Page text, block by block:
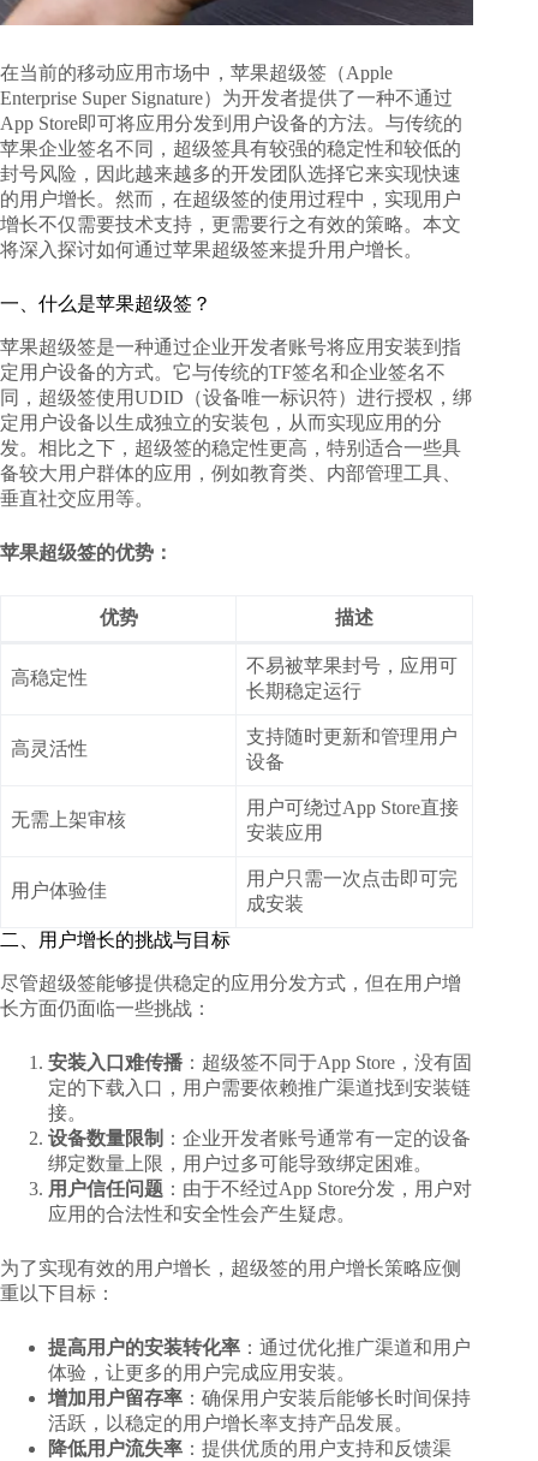
在当前的移动应用市场中，苹果超级签（Apple
Enterprise Super Signature）为开发者提供了一种不通过
App Store即可将应用分发到用户设备的方法。与传统的
苹果企业签名不同，超级签具有较强的稳定性和较低的
封号风险，因此越来越多的开发团队选择它来实现快速
的用户增长。然而，在超级签的使用过程中，实现用户
增长不仅需要技术支持，更需要行之有效的策略。本文
将深入探讨如何通过苹果超级签来提升用户增长。
一、什么是苹果超级签？
苹果超级签是一种通过企业开发者账号将应用安装到指
定用户设备的方式。它与传统的TF签名和企业签名不
同，超级签使用UDID（设备唯一标识符）进行授权，绑
定用户设备以生成独立的安装包，从而实现应用的分
发。相比之下，超级签的稳定性更高，特别适合一些具
备较大用户群体的应用，例如教育类、内部管理工具、
垂直社交应用等。
苹果超级签的优势：
优势 描述
高稳定性
不易被苹果封号，应用可
长期稳定运行
高灵活性
支持随时更新和管理用户
设备
无需上架审核
用户可绕过App Store直接
安装应用
用户体验佳
用户只需一次点击即可完
成安装
二、用户增长的挑战与目标
尽管超级签能够提供稳定的应用分发方式，但在用户增
长方面仍面临一些挑战：
安装入口难传播 ：超级签不同于App Store，没有固
定的下载入口，用户需要依赖推广渠道找到安装链
接。
设备数量限制 ：企业开发者账号通常有一定的设备
绑定数量上限，用户过多可能导致绑定困难。
用户信任问题 ：由于不经过App Store分发，用户对
应用的合法性和安全性会产生疑虑。
为了实现有效的用户增长，超级签的用户增长策略应侧
重以下目标：
提高用户的安装转化率 ：通过优化推广渠道和用户
体验，让更多的用户完成应用安装。
增加用户留存率 ：确保用户安装后能够长时间保持
活跃，以稳定的用户增长率支持产品发展。
降低用户流失率 ：提供优质的用户支持和反馈渠